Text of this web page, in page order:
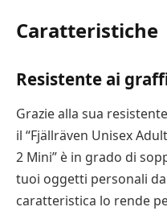
Caratteristiche
Resistente ai
Grazie alla sua
il “Fjällräven Unisex
2 Mini” è in grado di
tuoi oggetti personali
caratteristica lo rende